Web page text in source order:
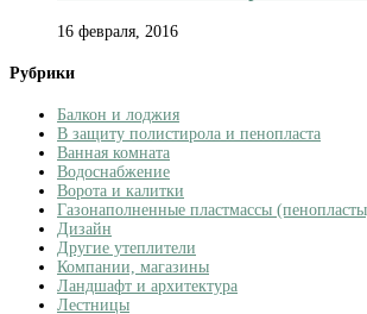
16 февраля, 2016
Рубрики
Балкон и лоджия
В защиту полистирола и пенопласта
Ванная комната
Водоснабжение
Ворота и калитки
Газонаполненные пластмассы
Дизайн
Другие утеплители
Компании, магазины
Ландшафт и архитектура
Лестницы